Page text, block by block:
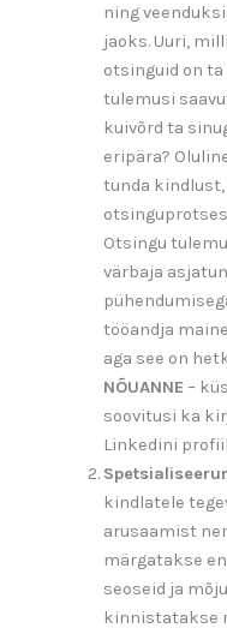
ning
jaoks. Uuri,
otsinguid on
tulemusi
kuivõrd ta
eripära?
tunda
Otsingu
värbaja
tööandja
aga see on
NÕUANNE –
soovitusi ka
Linkedini
kindlatele
arusaamist
märgatakse
seoseid ja
kinnistatakse